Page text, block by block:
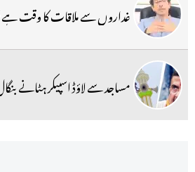
غداروں سے ملاقات کا وقت ہے
مساجد سے لاؤڈ اسپیکر ہٹانے